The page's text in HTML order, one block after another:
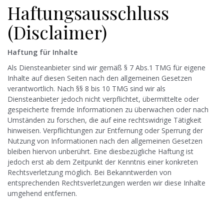
Haftungsausschluss
(Disclaimer)
Haftung für Inhalte
Als Diensteanbieter sind wir gemäß § 7 Abs.1 TMG für eigene
Inhalte auf diesen Seiten nach den allgemeinen Gesetzen
verantwortlich. Nach §§ 8 bis 10 TMG sind wir als
Diensteanbieter jedoch nicht verpflichtet, übermittelte oder
gespeicherte fremde Informationen zu überwachen oder nach
Umständen zu forschen, die auf eine rechtswidrige Tätigkeit
hinweisen. Verpflichtungen zur Entfernung oder Sperrung der
Nutzung von Informationen nach den allgemeinen Gesetzen
bleiben hiervon unberührt. Eine diesbezügliche Haftung ist
jedoch erst ab dem Zeitpunkt der Kenntnis einer konkreten
Rechtsverletzung möglich. Bei Bekanntwerden von
entsprechenden Rechtsverletzungen werden wir diese Inhalte
umgehend entfernen.